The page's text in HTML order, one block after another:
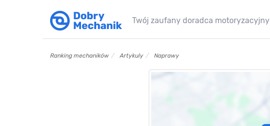
Twój zaufany doradca motoryzacyjny
Ranking mechaników Artykuly Naprawy